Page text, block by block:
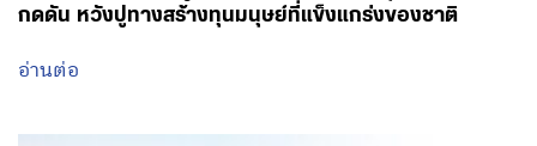
กดดัน หวังปูทางสร้างทุนมนุษย์ที่แข็งแกร่งของชาติ
อ่านต่อ